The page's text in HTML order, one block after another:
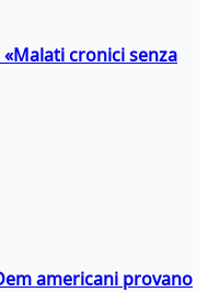
cronici senza
americani provano